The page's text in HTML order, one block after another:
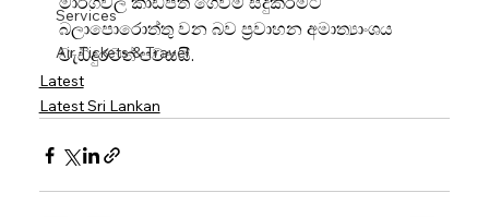
Services
Air Tickets & Travel
බලාපොරොත්තු වන බව ප්‍රවාහන අමාත්‍යාංශය
වැඩිදුරටත් පවසයි.
Latest
Latest Sri Lankan